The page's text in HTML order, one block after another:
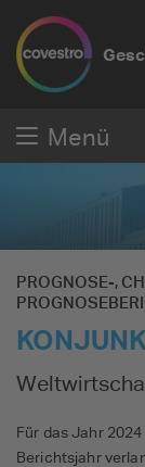
Menü
Reset
PROGNOSE-,
Für das Jahr
Berichtsjahr